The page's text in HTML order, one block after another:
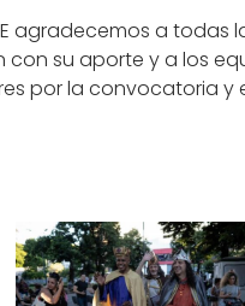
agradecemos a todas
con su aporte y a los
por la convocatoria y